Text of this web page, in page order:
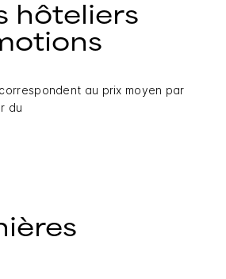
hôteliers
au prix moyen par
du